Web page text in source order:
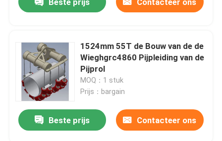
Beste prijs Contacteer ons
1524mm 55T de Bouw van de de
Wieghgrc4860 Pijpleiding van de
Pijprol
MOQ：1 stuk
Prijs：bargain
Beste prijs Contacteer ons